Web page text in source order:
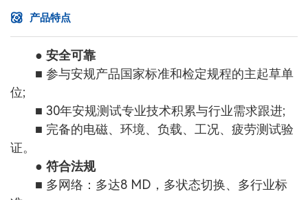
产品特点
● 安全可靠
■ 参与安规产品国家标准和检定规程的主起草单
位;
■ 30年安规测试专业技术积累与行业需求跟进;
■ 完备的电磁、环境、负载、工况、疲劳测试验
证。
● 符合法规
■ 多网络：多达8 MD，多状态切换、多行业标